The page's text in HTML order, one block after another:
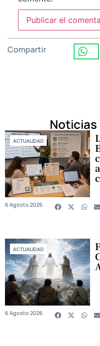
Compartir
ACTUALIDAD
6 Agosto 2026
ACTUALIDAD
6 Agosto 2026